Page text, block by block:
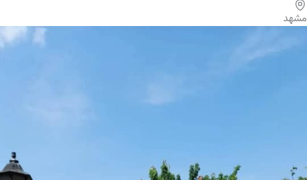
مشهد